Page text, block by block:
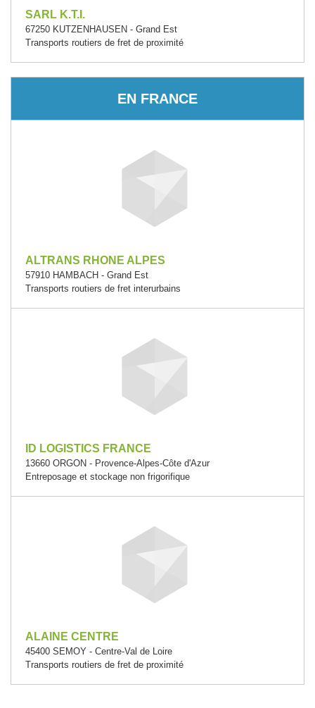
SARL K.T.I.
67250 KUTZENHAUSEN - Grand Est
Transports routiers de fret de proximité
EN FRANCE
ALTRANS RHONE ALPES
57910 HAMBACH - Grand Est
Transports routiers de fret interurbains
ID LOGISTICS FRANCE
13660 ORGON - Provence-Alpes-Côte d'Azur
Entreposage et stockage non frigorifique
ALAINE CENTRE
45400 SEMOY - Centre-Val de Loire
Transports routiers de fret de proximité